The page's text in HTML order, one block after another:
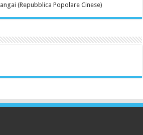
(Repubblica Popolare Cinese)